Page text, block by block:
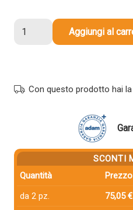
compatibile
CIANO
Aggiungi al
Con questo prodotto hai la
SCONTI
Quantità
Prezzo
da 2 pz.
75,05 €